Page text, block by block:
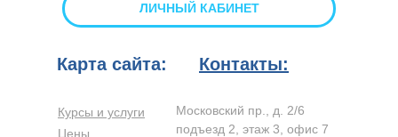
Курсы и услуги
Цены
Московский пр., д. 2/6
подъезд 2, этаж 3, офис 7
Карта сайта: Контакты:
ЛИЧНЫЙ КАБИНЕТ